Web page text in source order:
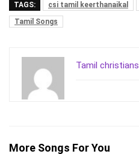
TAGS: csi tamil keerthanaikal
Tamil Songs
Tamil christians
More Songs For You